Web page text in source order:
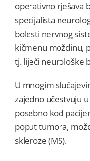
operativno rješava
specijalista
bolesti nervnog
kičmenu moždinu,
tj. liječi neurološke
U mnogim
zajedno učestvuju
posebno kod
poput tumora,
skleroze (MS).